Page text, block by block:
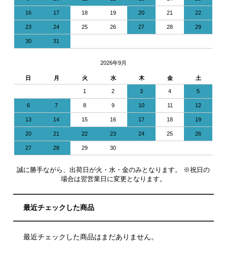
16 17 18 19 20 21 22
23 24 25 26 27 28 29
30 31
2026年9月
日 月 火 水 木 金 土
1 2 3 4 5
6 7 8 9 10 11 12
13 14 15 16 17 18 19
20 21 22 23 24 25 26
27 28 29 30
誠に勝手ながら、出荷日が火・水・金のみとなります。 ※祝日の
場合は翌営業日に変更となります。
最近チェックした商品
最近チェックした商品はまだありません。